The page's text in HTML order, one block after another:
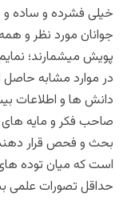
خیلی فشرده و ساده
جوانان مورد نظر و
پویش میشمارند؛
در موارد مشابه
دانش ها و اطلاعات
صاحب فکر و مایه های
بحث و فحص قرار
است که میان توده
حداقل تصورات علمی